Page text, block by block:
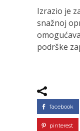
Izrazio je
snažnoj
podrške
facebook
pinterest